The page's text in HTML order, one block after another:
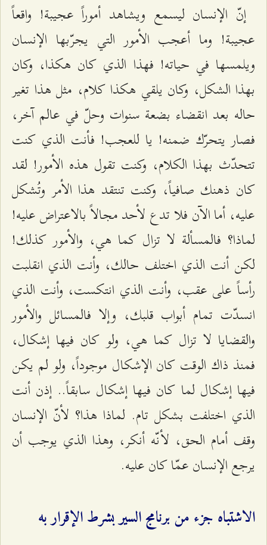
إنّ الإنسان ليسمع ويشاهد أموراً عجيبة! واقعاً
عجيبة! وما أعجب الأمور التي يجرّبها الإنسان
ويلمسها في حياته! فهذا الذي كان هكذا، وكان
بهذا الشكل، وكان يلقي هكذا كلام، مثل هذا تغير
حاله بعد انقضاء بضعة سنوات وحلّ في عالم آخر،
فصار يتحرّك ضمنه! يا للعجب! فأنت الذي كنت
تتحدّث بهذا الكلام، وكنت تقول هذه الأمور! لقد
كان ذهنك صافياً، وكنت تنتقد هذا الأمر وتُشكل
عليه، أما الآن فلا تدع لأحد مجالاً بالاعتراض عليه!
لماذا؟ فالمسألة لا تزال كما هي، والأمور كذلك!
لكن أنت الذي اختلف حالك، وأنت الذي انقلبت
رأساً على عقب، وأنت الذي انتكست، وأنت الذي
انسدّت تمام أبواب قلبك، وإلا فالمسائل والأمور
والقضايا لا تزال كما هي، ولو كان فيها إشكال،
فمنذ ذاك الوقت كان الإشكال موجوداً، ولو لم يكن
فيها إشكال لما كان فيها إشكال سابقاً.. إذن أنت
الذي اختلفت بشكل تام. لماذا هذا؟ لأنّ الإنسان
وقف أمام الحق، لأنّه أنكر، وهذا الذي يوجب أن
يرجع الإنسان عمّا كان عليه.
الاشتباه جزء من برنامج السير بشرط الإقرار به